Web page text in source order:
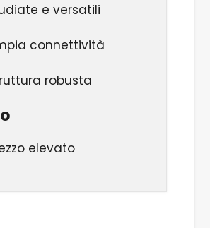
e versatili
connettività
robusta
elevato